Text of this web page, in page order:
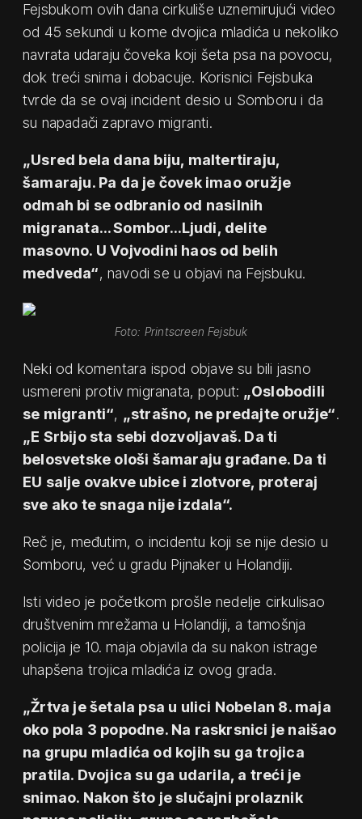
Fejsbukom ovih dana cirkuliše uznemirujući video
od 45 sekundi u kome dvojica mladića u nekoliko
navrata udaraju čoveka koji šeta psa na povocu,
dok treći snima i dobacuje. Korisnici Fejsbuka
tvrde da se ovaj incident desio u Somboru i da
su napadači zapravo migranti.
„Usred bela dana biju, maltertiraju,
šamaraju. Pa da je čovek imao oružje
odmah bi se odbranio od nasilnih
migranata… Sombor…Ljudi, delite
masovno. U Vojvodini haos od belih
medveda“, navodi se u objavi na Fejsbuku.
Foto: Printscreen Fejsbuk
Neki od komentara ispod objave su bili jasno
usmereni protiv migranata, poput: „Oslobodili
se migranti“, „strašno, ne predajte oružje“.
„E Srbijo sta sebi dozvoljavaš. Da ti
belosvetske ološi šamaraju građane. Da ti
EU salje ovakve ubice i zlotvore, proteraj
sve ako te snaga nije izdala“.
Reč je, međutim, o incidentu koji se nije desio u
Somboru, već u gradu Pijnaker u Holandiji.
Isti video je početkom prošle nedelje cirkulisao
društvenim mrežama u Holandiji, a tamošnja
policija je 10. maja objavila da su nakon istrage
uhapšena trojica mladića iz ovog grada.
„Žrtva je šetala psa u ulici Nobelan 8. maja
oko pola 3 popodne. Na raskrsnici je naišao
na grupu mladića od kojih su ga trojica
pratila. Dvojica su ga udarila, a treći je
snimao. Nakon što je slučajni prolaznik